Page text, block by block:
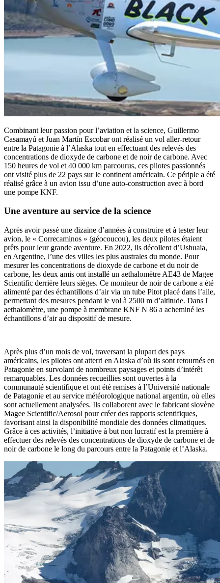
Combinant leur passion pour l’aviation et la science, Guillermo
Casamayú et Juan Martín Escobar ont réalisé un vol aller-retour
entre la Patagonie à l’Alaska tout en effectuant des relevés des
concentrations de dioxyde de carbone et de noir de carbone. Avec
150 heures de vol et 40 000 km parcourus, ces pilotes passionnés
ont visité plus de 22 pays sur le continent américain. Ce périple a été
réalisé grâce à un avion issu d’une auto-construction avec à bord
une pompe KNF.
Une aventure au service de la science
Après avoir passé une dizaine d’années à construire et à tester leur
avion, le « Correcaminos » (géocoucou), les deux pilotes étaient
prêts pour leur grande aventure. En 2022, ils décollent d’Ushuaia,
en Argentine, l’une des villes les plus australes du monde. Pour
mesurer les concentrations de dioxyde de carbone et du noir de
carbone, les deux amis ont installé un aethalomètre AE43 de Magee
Scientific derrière leurs sièges. Ce moniteur de noir de carbone a été
alimenté par des échantillons d’air via un tube Pitot placé dans l’aile,
permettant des mesures pendant le vol à 2500 m d’altitude. Dans l'
aethalomètre, une pompe à membrane KNF N 86 a acheminé les
échantillons d’air au dispositif de mesure.
Après plus d’un mois de vol, traversant la plupart des pays
américains, les pilotes ont atterri en Alaska d’où ils sont retournés en
Patagonie en survolant de nombreux paysages et points d’intérêt
remarquables. Les données recueillies sont ouvertes à la
communauté scientifique et ont été remises à l’Université nationale
de Patagonie et au service météorologique national argentin, où elles
sont actuellement analysées. Ils collaborent avec le fabricant slovène
Magee Scientific/Aerosol pour créer des rapports scientifiques,
favorisant ainsi la disponibilité mondiale des données climatiques.
Grâce à ces activités, l’initiative à but non lucratif est la première à
effectuer des relevés des concentrations de dioxyde de carbone et de
noir de carbone le long du parcours entre la Patagonie et l’Alaska.